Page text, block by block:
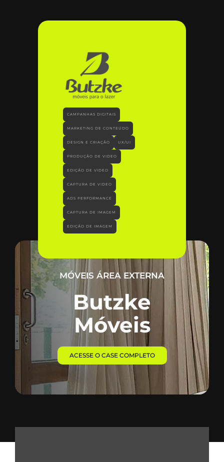
CAMPANHAS DIGITAIS
MARKETING DE CONTEÚDO
DESIGN E CRIAÇÃO UX/UI
PRODUÇÃO DE VIDEO
EDIÇÃO DE VIDEO
CAPTURA DE VIDEO
ADS PERFORMANCE
CAPTURA DE IMAGEM
EDIÇÃO DE IMAGEM
MÓVEIS ÁREA EXTERNA
Butzke
Móveis
ACESSE O CASE COMPLETO